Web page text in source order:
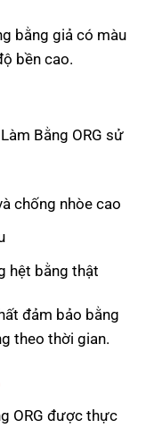
bằng giả có màu
bền cao.
Bằng ORG sử
chống nhòe cao
hệt bằng thật
đảm bảo bằng
theo thời gian.
ORG được thực